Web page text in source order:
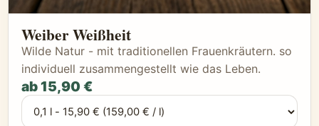
Weiber Weißheit
Wilde Natur - mit traditionellen Frauenkräutern. so
individuell zusammengestellt wie das Leben.
ab 15,90 €